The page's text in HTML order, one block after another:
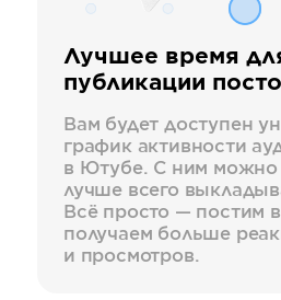
Лучшее время
публикации
Вам будет доступен
график активности
в Ютубе. С ним можно
лучше всего
Всё просто — постим
получаем больше
и просмотров.